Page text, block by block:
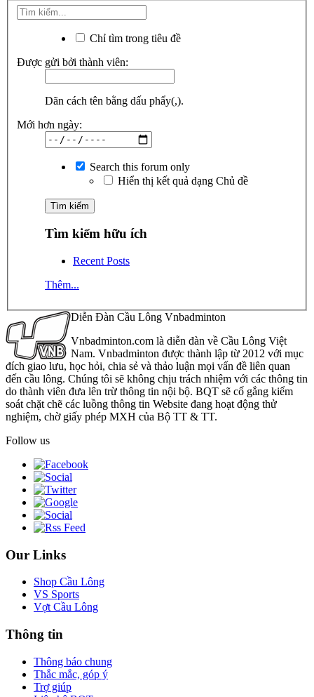
Chỉ tìm trong tiêu đề
Được gửi bởi thành viên:
Dãn cách tên bằng dấu phẩy(,).
Mới hơn ngày:
Search this forum only
Hiển thị kết quả dạng Chủ đề
Tìm kiếm hữu ích
Recent Posts
Thêm...
Diễn Đàn Cầu Lông Vnbadminton
Vnbadminton.com là diễn đàn về Cầu Lông Việt
Nam. Vnbadminton được thành lập từ 2012 với mục
đích giao lưu, học hỏi, chia sẻ và thảo luận mọi vấn đề liên quan
đến cầu lông. Chúng tôi sẽ không chịu trách nhiệm với các thông tin
do thành viên đưa lên trừ thông tin nội bộ. BQT sẽ cố gắng kiểm
soát chặt chẽ các luồng thông tin Website đang hoạt động thử
nghiệm, chờ giấy phép MXH của Bộ TT & TT.
Follow us
Our Links
Shop Cầu Lông
VS Sports
Vợt Cầu Lông
Thông tin
Thông báo chung
Thắc mắc, góp ý
Trợ giúp